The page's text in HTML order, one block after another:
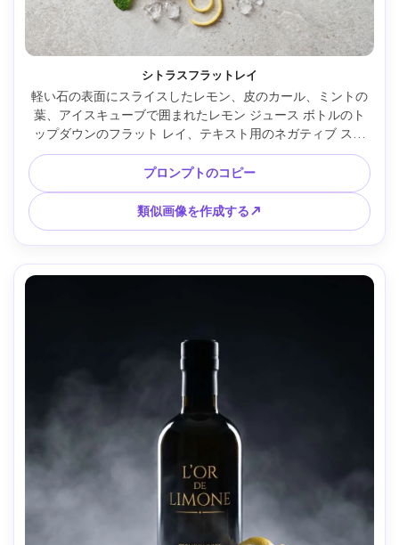
シトラスフラットレイ
軽い石の表面にスライスしたレモン、皮のカール、ミントの
葉、アイスキューブで囲まれたレモン ジュース ボトルのト
ップダウンのフラット レイ、テキスト用のネガティブ スペ
ースを備えたバランスの取れた構成、明るい自然の日光、
Canon EOS R5、35mm、f で撮影 /5.6、フォトリアルな製品
フラット レイ、鮮明でモダン --ar 4:5
プロンプトのコピー
類似画像を作成する↗